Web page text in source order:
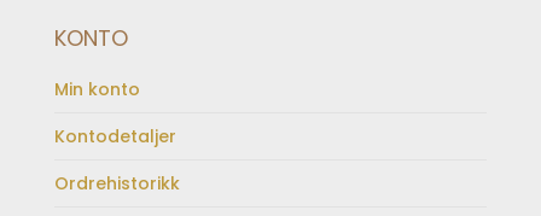
KONTO
Min konto
Kontodetaljer
Ordrehistorikk